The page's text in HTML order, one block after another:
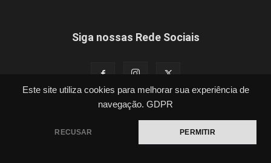
Este site utiliza cookies para melhorar sua experiência de
navegação. GDPR
RECUSAR PERMITIR
Siga nossas Rede Sociais
Esporte Brasil
Vídeos
Publicações Legais
Contato